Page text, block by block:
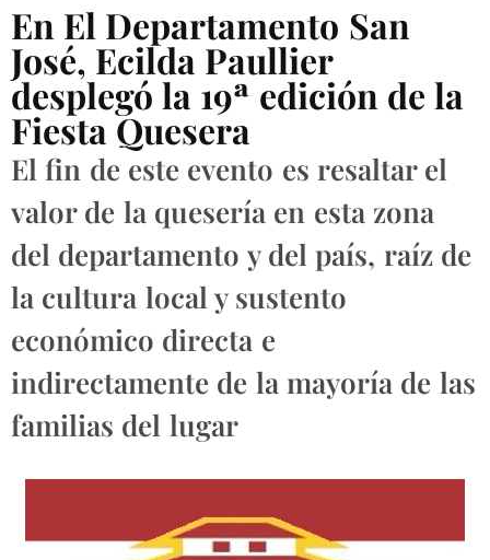
En El Departamento San
José, Ecilda Paullier
desplegó la 19ª edición de la
Fiesta Quesera
El fin de este evento es resaltar el
valor de la quesería en esta zona
del departamento y del país, raíz de
la cultura local y sustento
económico directa e
indirectamente de la mayoría de las
familias del lugar